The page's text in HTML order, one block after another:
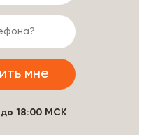
до 18:00 МСК